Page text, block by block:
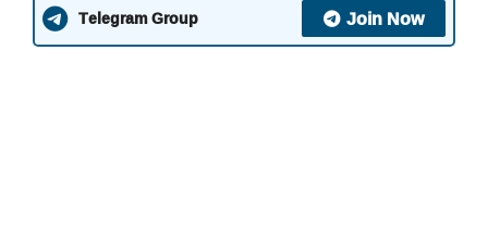
Telegram Group Join Now